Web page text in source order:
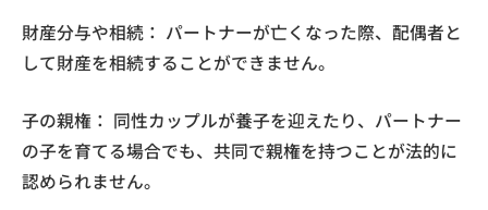
財産分与や相続： パートナーが亡くなった際、配偶者と
して財産を相続することができません。
子の親権： 同性カップルが養子を迎えたり、パートナー
の子を育てる場合でも、共同で親権を持つことが法的に
認められません。